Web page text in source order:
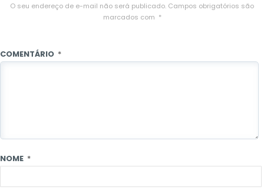
O seu endereço de e-mail não será publicado. Campos obrigatórios são
marcados com *
COMENTÁRIO *
NOME *